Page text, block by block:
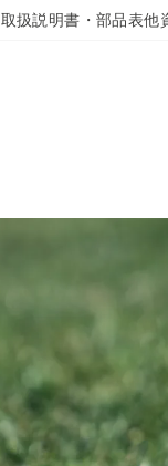
取扱説明書・部品表他